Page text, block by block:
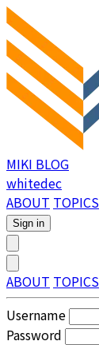
MIKI BLOG
whitedec
ABOUT TOPICS
Sign in
ABOUT TOPICS
Username
Password